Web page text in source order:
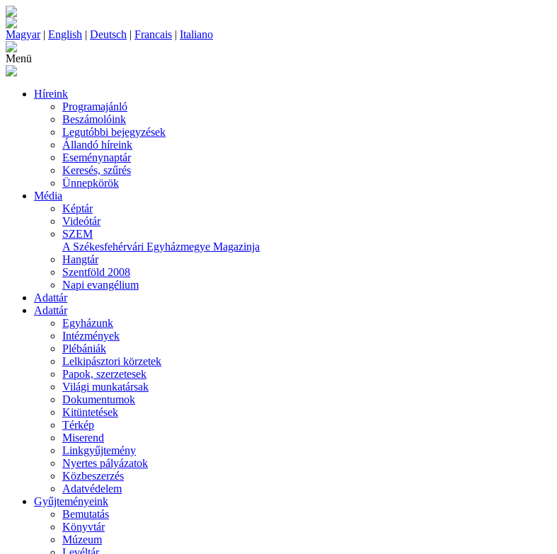
Magyar| English | Deutsch | Francais | Italiano
Menü
Híreink
Programajánló
Beszámolóink
Legutóbbi bejegyzések
Állandó híreink
Eseménynaptár
Keresés, szűrés
Ünnepkörök
Média
Képtár
Videótár
SZEM
A Székesfehérvári Egyházmegye Magazinja
Hangtár
Szentföld 2008
Napi evangélium
Adattár
Adattár
Egyházunk
Intézmények
Plébániák
Lelkipásztori körzetek
Papok, szerzetesek
Világi munkatársak
Dokumentumok
Kitüntetések
Térkép
Miserend
Linkgyűjtemény
Nyertes pályázatok
Közbeszerzés
Adatvédelem
Gyűjteményeink
Bemutatás
Könyvtár
Múzeum